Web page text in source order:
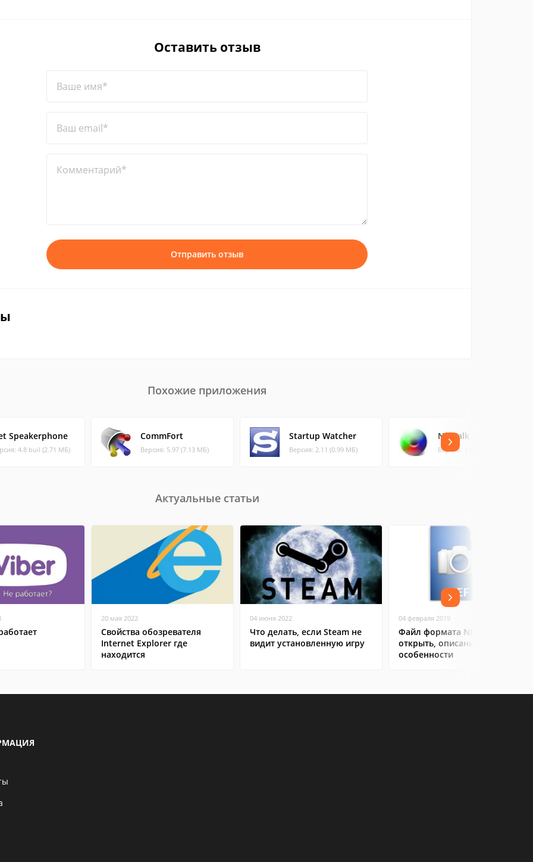
Оставить отзыв
Ваше имя*
Ваш email*
Комментарий*
Отправить отзыв
Похожие приложения
Speakerphone
4.8 buil (2.71 МБ)
CommFort
Версия: 5.97 (7.13 МБ)
Startup Watcher
Версия: 2.11 (0.99 МБ)
NetTalk
Версия: 1.2 (0.44 МБ)
Актуальные статьи
20 мая 2022
Свойства обозревателя
Internet Explorer где
находится
04 июня 2022
Что делать, если Steam не
видит установленную игру
04 февраля 2019
Файл формата NEF: чем
открыть, описание,
особенности